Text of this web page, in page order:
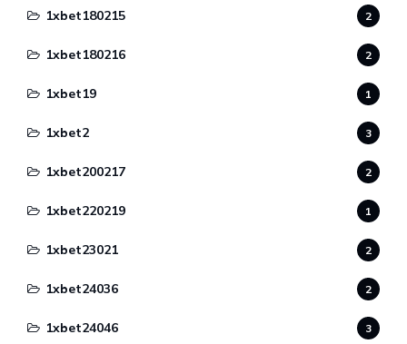
1xbet180215 2
1xbet180216 2
1xbet19 1
1xbet2 3
1xbet200217 2
1xbet220219 1
1xbet23021 2
1xbet24036 2
1xbet24046 3